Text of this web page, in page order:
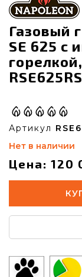
Газовый
SE 625 с
Артикул
Нет в наличии
Цена: 120